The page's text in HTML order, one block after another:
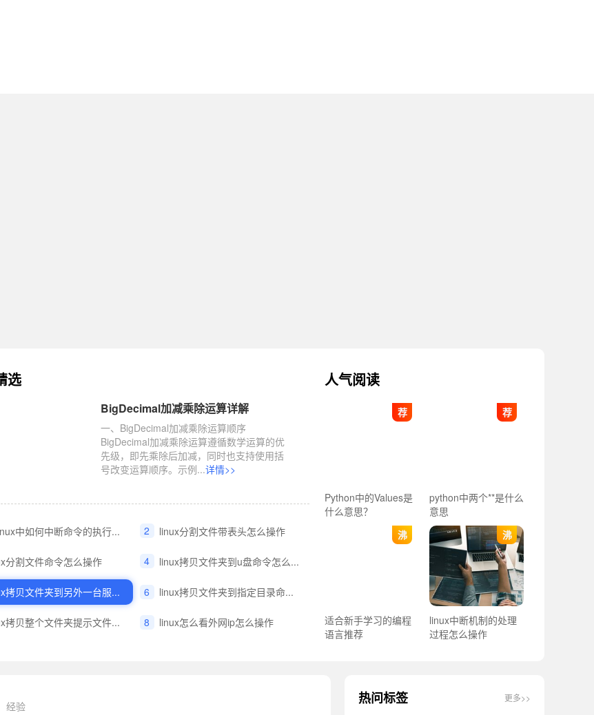
选
BigDecimal加减乘除运算详解
一、BigDecimal加减乘除运算顺序
BigDecimal加减乘除运算遵循数学运算的优
先级，即先乘除后加减，同时也支持使用括
号改变运算顺序。示例...详情>>
中如何中断命令的执行... 2 linux分割文件带表头怎么操作
分割文件命令怎么操作 4 linux拷贝文件夹到u盘命令怎么...
拷贝文件夹到另外一台服... 6 linux拷贝文件夹到指定目录命...
拷贝整个文件夹提示文件... 8 linux怎么看外网ip怎么操作
人气阅读
荐
Python中的Values是
什么意思？
荐
python中两个**是什么
意思
沸
适合新手学习的编程
语言推荐
沸
linux中断机制的处理
过程怎么操作
经验 热问标签 更多>>